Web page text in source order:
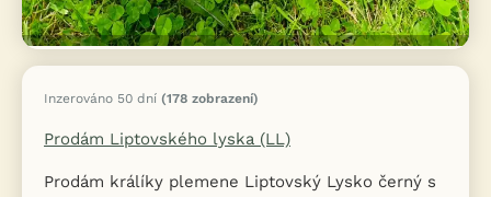
Inzerováno 50 dní (178 zobrazení)
Prodám Liptovského lyska (LL)
Prodám králíky plemene Liptovský Lysko černý s